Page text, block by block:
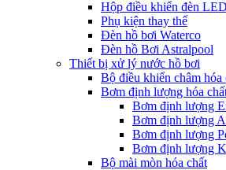
Hộp điều khiển đèn
Phụ kiện thay thế
Đèn hồ bơi Waterco
Đèn hồ Bơi Astralpool
Thiết bị xử lý nước hồ bơi
Bộ điều khiển châm hóa
Bơm định lượng hóa
Bơm định lượng
Bơm định lượng
Bơm định lượng
Bơm định lượng
Bộ mài mòn hóa chất